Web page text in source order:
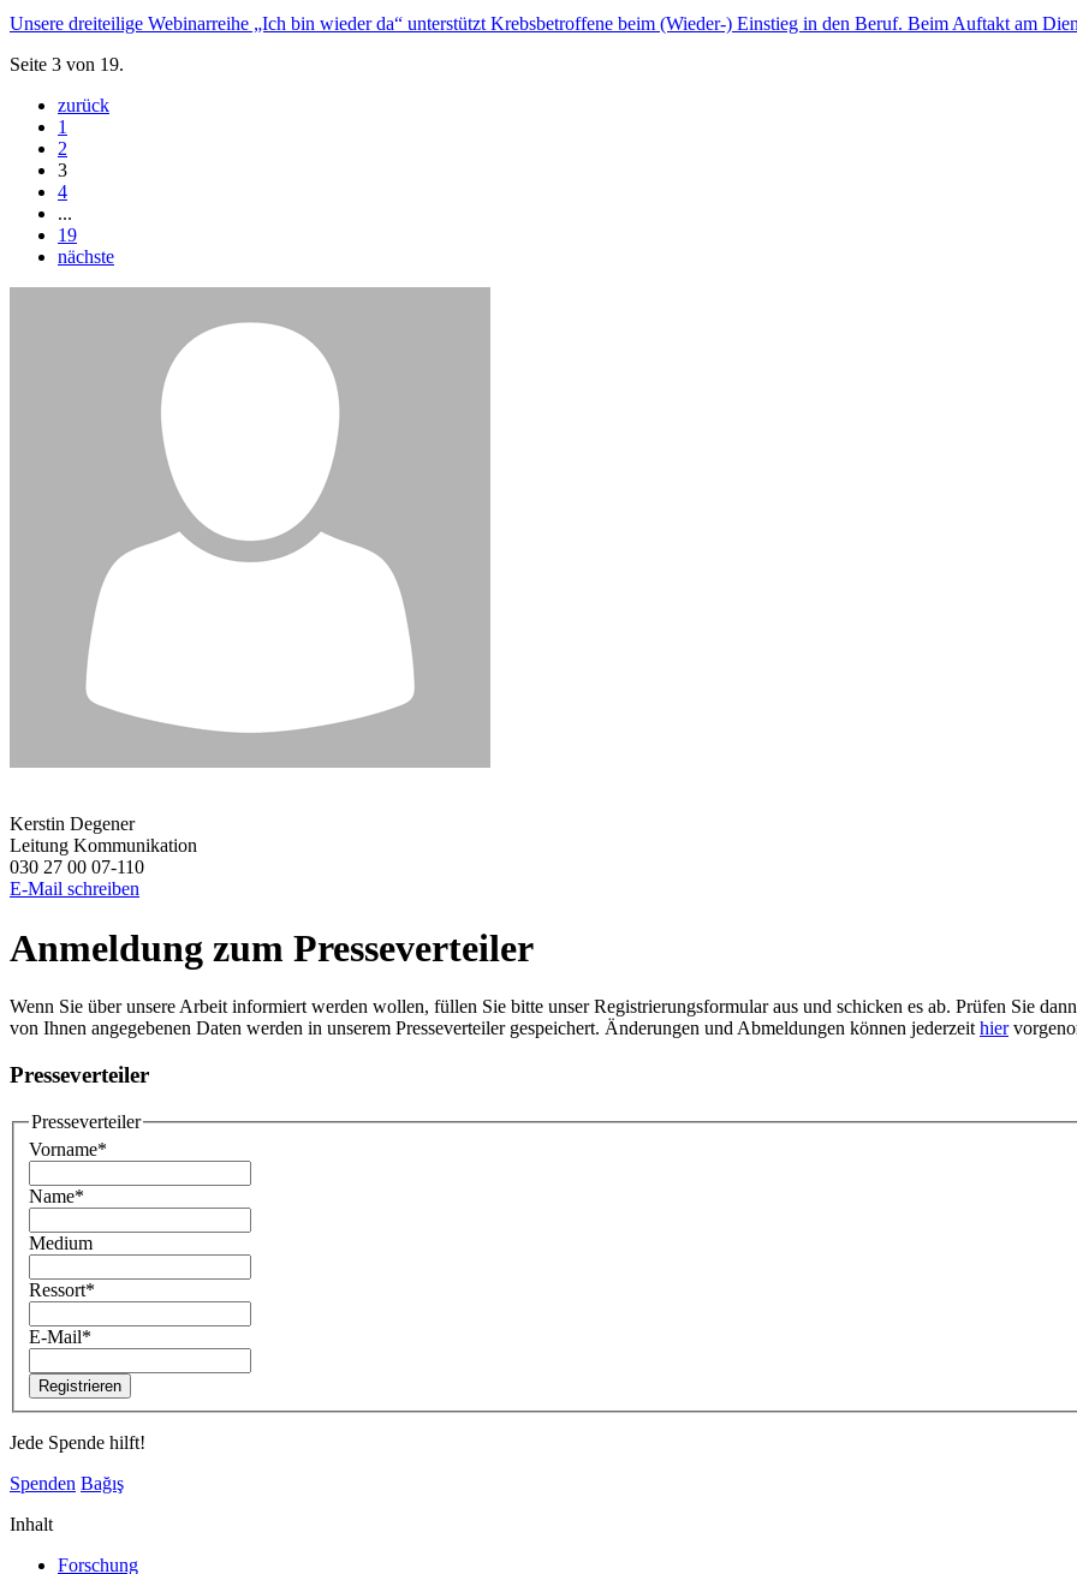
Unsere dreiteilige Webinarreihe „Ich bin wieder da“ unterstützt Krebsbetroffene beim (Wieder-) Einstieg in den Beruf. Beim Auftakt am
Seite 3 von 19.
zurück
1
2
3
4
...
19
nächste
Kerstin Degener
Leitung Kommunikation
030 27 00 07-110
E-Mail schreiben
Anmeldung zum Presseverteiler
Wenn Sie über unsere Arbeit informiert werden wollen, füllen Sie bitte unser Registrierungsformular aus und schicken es ab. Prüfen Sie
von Ihnen angegebenen Daten werden in unserem Presseverteiler gespeichert. Änderungen und Abmeldungen können jederzeit hier
Presseverteiler
Presseverteiler
Vorname*
Name*
Medium
Ressort*
E-Mail*
Jede Spende hilft!
Spenden Bağış
Inhalt
Forschung